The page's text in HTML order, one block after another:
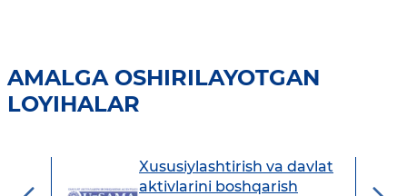
AMALGA OSHIRILAYOTGAN
LOYIHALAR
Xususiylashtirish va davlat
aktivlarini boshqarish